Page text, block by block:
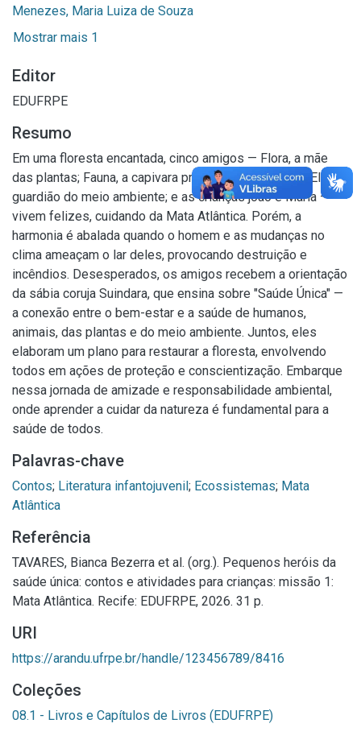
Menezes, Maria Luiza de Souza
Mostrar mais 1
Editor
EDUFRPE
Resumo
Em uma floresta encantada, cinco amigos — Flora, a mãe
das plantas; Fauna, a capivara protetora dos animais; Eli, o
guardião do meio ambiente; e as crianças joão e Maria —
vivem felizes, cuidando da Mata Atlântica. Porém, a
harmonia é abalada quando o homem e as mudanças no
clima ameaçam o lar deles, provocando destruição e
incêndios. Desesperados, os amigos recebem a orientação
da sábia coruja Suindara, que ensina sobre "Saúde Única" —
a conexão entre o bem-estar e a saúde de humanos,
animais, das plantas e do meio ambiente. Juntos, eles
elaboram um plano para restaurar a floresta, envolvendo
todos em ações de proteção e conscientização. Embarque
nessa jornada de amizade e responsabilidade ambiental,
onde aprender a cuidar da natureza é fundamental para a
saúde de todos.
Palavras-chave
Contos; Literatura infantojuvenil; Ecossistemas; Mata
Atlântica
Referência
TAVARES, Bianca Bezerra et al. (org.). Pequenos heróis da
saúde única: contos e atividades para crianças: missão 1:
Mata Atlântica. Recife: EDUFRPE, 2026. 31 p.
URI
https://arandu.ufrpe.br/handle/123456789/8416
Coleções
08.1 - Livros e Capítulos de Livros (EDUFRPE)